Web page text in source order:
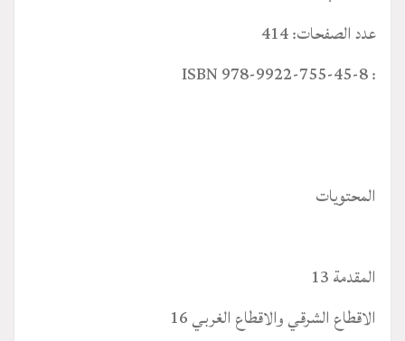
عدد الصفحات: 414
: ISBN 978-9922-755-45-8
المحتويات
المقدمة 13
الاقطاع الشرقي والاقطاع الغربي 16